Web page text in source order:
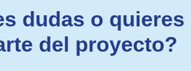
dudas o quieres
del proyecto?